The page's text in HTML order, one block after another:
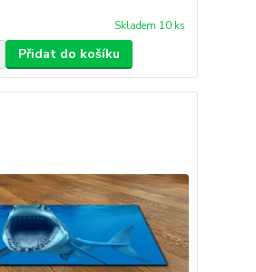
Skladem 10 ks
Přidat do košíku